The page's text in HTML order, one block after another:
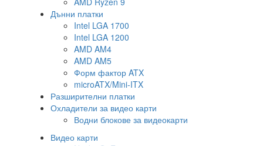
Дънни платки
Intel LGA 1700
Intel LGA 1200
AMD AM4
AMD AM5
Форм фактор ATX
microATX/Mini-ITX
Разширителни платки
Охладители за видео карти
Водни блокове за видеокарти
Видео карти